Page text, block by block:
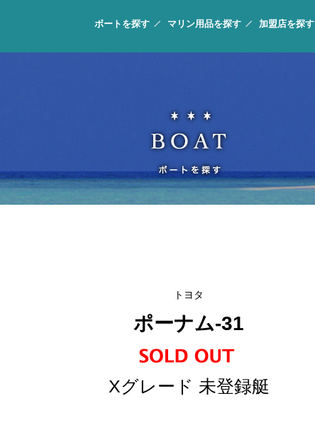
ボートを探す マリン用品を探す 加盟店を探す
トヨタ
ポーナム-31
Xグレード 未登録艇